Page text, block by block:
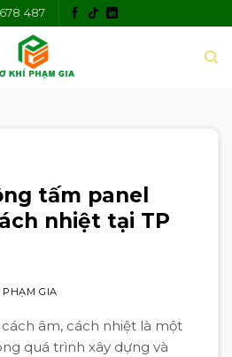
487
tấm panel
nhiệt tại TP
PHẠM GIA
âm, cách nhiệt là một
quá trình xây dựng và